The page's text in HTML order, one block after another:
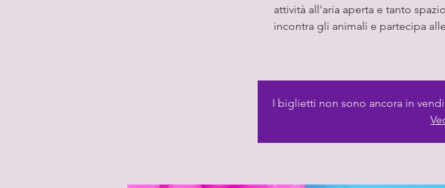
attività all'aria aperta e tanto
incontra gli animali e partecipa
I biglietti non sono ancora in